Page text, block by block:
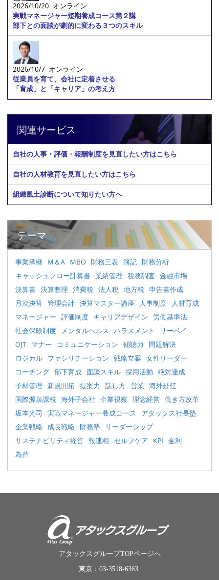
2026/10/20 オンライン
実戦マネージャー短期養成コース第２講
部下との面談が劇的に変わる３つのスキル
2026/10/7 オンライン
従業員を育て、会社に定着させる
「育成」と「キャリア」の考え方
関連サービス
自社の人事・評価・報酬制度を見直したい方はこちら
自社の人材教育を見直したい方はこちら
組織風土診断について知りたい方へ
テーマ
事業承継 M＆A MBO 財務三表 簿記 財務分析
キャッシュフロー計算書 業績管理 税務調査 金融市場
決算書 決算整理 消費税 法人税 地方税 申告書作成
月次決算 管理会計 決算マスター講座 人事制度
人材育成
マネージャー 評価制度 キャリアデザイン 労働基準法
社会保険制度
メンタルヘルス ハラスメント
サーベイ
OJT マナー コミュニケーション 傾聴力
問題解決
ロジカル ファシリテーション 戦略立案 女性リーダー
コーチング 部下育成 面談スキル 採用活動 絶対達成
予材管理
新規開拓 提案力 話し方 営業 海外赴任
国際源泉課税 海外子会社 企業視察 理念経営 働き方改革
坂本光司
実戦マネージャー養成コース
アタックス社長塾
企業戦略 成長戦略 財務塾
リーダーシップ
サステナビリティ経営 報連相 セルフケア KPI 金利
為替
アタックスグループTOPページへ
東京：03-3518-6363